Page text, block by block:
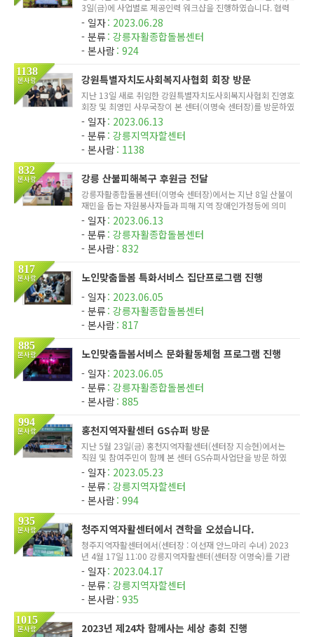
3일(금)에 사업별로 제공인력 워크샵을 진행하였습니다. 협력
기관 대관령치유의숲(센터장 김진숙)에서 진행하였으며, 치유
의숲에서 준비해 주신 프로그램(숲길 걷기 등)을 통해 심신의
안정과 스트...
일자 2023.06.28
분류 강릉자활종합돌봄센터
본사람 924
1138
본사람 강원특별자치도사회복지사협회 회장 방문
지난 13일 새로 취임한 강원특별자치도사회복지사협회 진영호
회장 및 최영민 사무국장이 본 센터(이명숙 센터장)를 방문하였
다. 이번 방문은 협회의 활성화와 단결을 위한 자리로, 강원특
별자치도 내 다양한 사회복지시설 방문을 통해 협회의 뜻을 전
달하고자...
일자 2023.06.13
분류 강릉지역자할센터
본사람 1138
832
본사람 강릉 산불피해복구 후원금 전달
강릉자활종합돌봄센터(이명숙 센터장)에서는 지난 8일 산불이
재민을 돕는 자원봉사자들과 피해 지역 장애인가정등에 의미
있게 사용되기를 바라는 마음에서 강릉종합자원봉사센터(최길
영 이사장)에 후원금 3,000,000원을 전달하였다. 이날 이명숙
센터장은 '피...
일자 2023.06.13
분류 강릉자활종합돌봄센터
본사람 832
817
본사람
노인맞춤돌봄 특화서비스 집단프로그램 진행
일자 2023.06.05
분류 강릉자활종합돌봄센터
본사람 817
885
본사람
노인맞춤돌봄서비스 문화활동체험 프로그램 진행
일자 2023.06.05
분류 강릉자활종합돌봄센터
본사람 885
994
본사람 홍천지역자활센터 GS슈퍼 방문
지난 5월 23일(금) 홍천지역자활센터(센터장 지승현)에서는
직원 및 참여주민이 함께 본 센터 GS슈퍼사업단을 방문 하였
다. 힐링과 견학을 위한 이번 행사에는 직원포함 총 67명이 참
여하였다. 이마트편의점을 운영중인 홍천지역자활센터에서는
슈퍼사업단의 ...
일자 2023.05.23
분류 강릉지역자할센터
본사람 994
935
본사람 청주지역자활센터에서 견학을 오셨습니다.
청주지역자활센터에서(센터장 : 이선재 안느마리 수녀) 2023
년 4월 17일 11:00 강릉지역자활센터(센터장 이명숙)를 기관
견학 하셨습니다. 간단한 사업소개 및 시설견학등을 진행하였
습니다. 견학 종료 후 단체촬영 청주지역자활센터에서 방문 기
념으로 사업단...
일자 2023.04.17
분류 강릉지역자할센터
본사람 935
1015
본사람 2023년 제24차 함께사는 세상 총회 진행